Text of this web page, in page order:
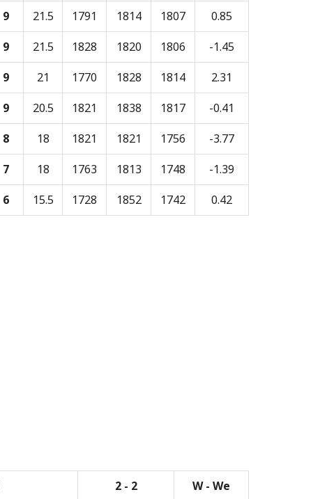
9 21.5 1791 1814 1807
0.85
9 21.5 1828 1820 1806
-1.45
9 21 1770 1828 1814
2.31
9 20.5 1821 1838 1817
-0.41
8 18 1821 1821 1756
-3.77
7 18 1763 1813 1748
-1.39
6 15.5 1728 1852 1742 0.42
2 - 2
W - We